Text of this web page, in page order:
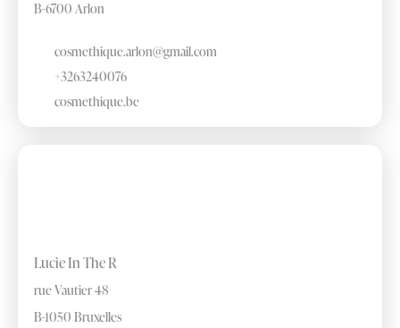
B-6700 Arlon
cosmethique.arlon@gmail.com
+3263240076
cosmethique.be
Lucie In The R
rue Vautier 48
B-1050 Bruxelles